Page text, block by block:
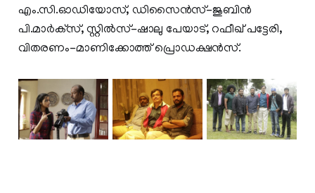
എം.സി.ഓഡിയോസ്, ഡിസൈന്‍സ്-ജുബിന്‍
പി.മാര്‍ക്‌സ്, സ്റ്റില്‍സ്-ഷാലു പേയാട്, റഫീഖ് പട്ടേരി,
വിതരണം-മാണിക്കോത്ത് പ്രൊഡക്ഷന്‍സ്.